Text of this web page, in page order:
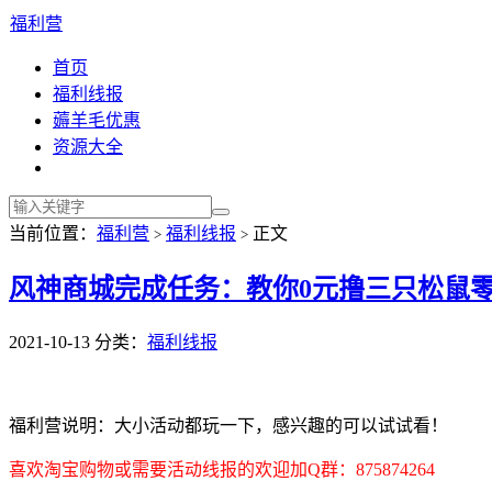
福利营
首页
福利线报
薅羊毛优惠
资源大全
当前位置： 福利营 > 福利线报 > 正文
风神商城完成任务：教你0元撸三只松鼠
2021-10-13 分类： 福利线报
福利营说明：大小活动都玩一下，感兴趣的可以试试看！
喜欢淘宝购物或需要活动线报的欢迎加Q群：875874264